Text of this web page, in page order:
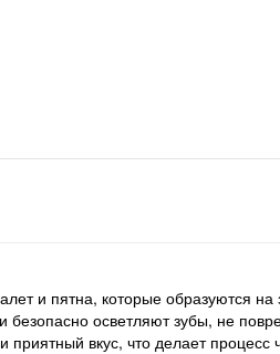
и пятна, которые образуются на
безопасно осветляют зубы, не
вкус, что делает процесс